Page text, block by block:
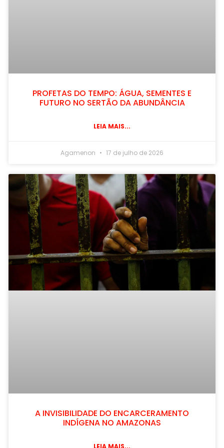
PROFETAS DO TEMPO: ÁGUA, SEMENTES E
FUTURO NO SERTÃO DA ABUNDÂNCIA
LEIA MAIS...
Agamenon 17 de julho de 2026
A INVISIBILIDADE DO ENCARCERAMENTO
INDÍGENA NO AMAZONAS